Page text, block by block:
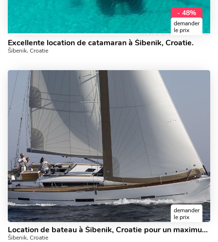
- 48%
demander
le prix
Excellente location de catamaran à Šibenik, Croatie.
Šibenik, Croatie
demander
le prix
Location de bateau à Šibenik, Croatie pour un maximum de 8 personnes.
Šibenik, Croatie